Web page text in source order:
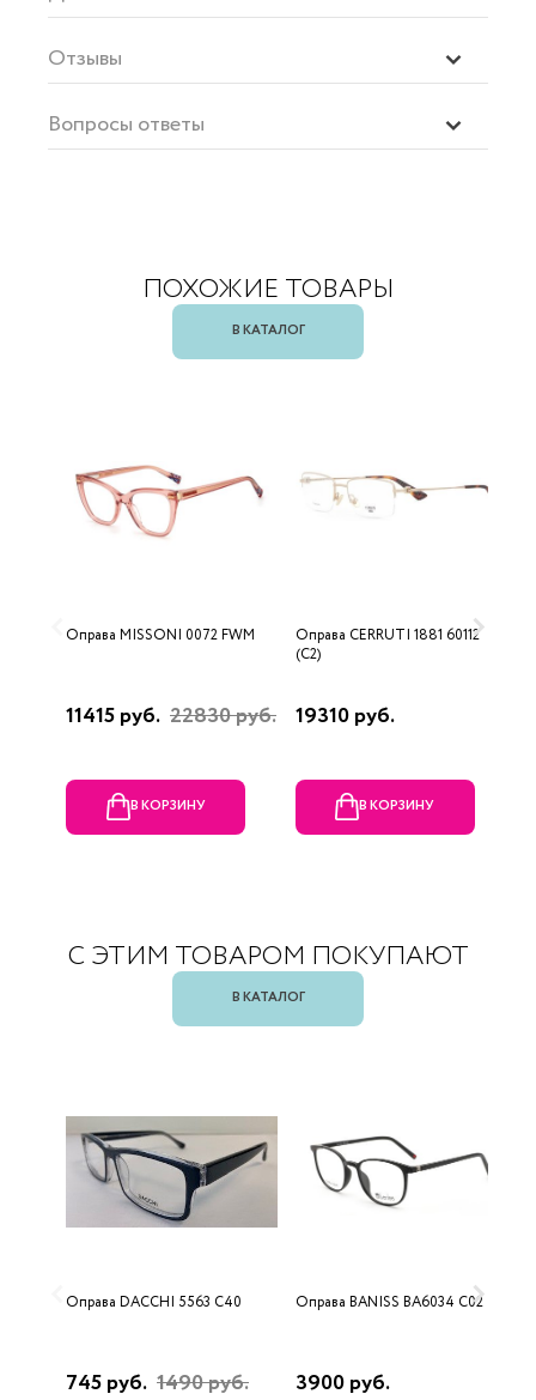
Отзывы
Вопросы ответы
ПОХОЖИЕ ТОВАРЫ
В КАТАЛОГ
Оправа MISSONI 0072 FWM
11415 руб. 22830 руб.
В КОРЗИНУ
Оправа CERRUTI 1881 60112
(C2)
19310 руб.
В КОРЗИНУ
С ЭТИМ ТОВАРОМ ПОКУПАЮТ
В КАТАЛОГ
Оправа DACCHI 5563 С40
745 руб. 1490 руб.
Оправа BANISS BA6034 C02
3900 руб.